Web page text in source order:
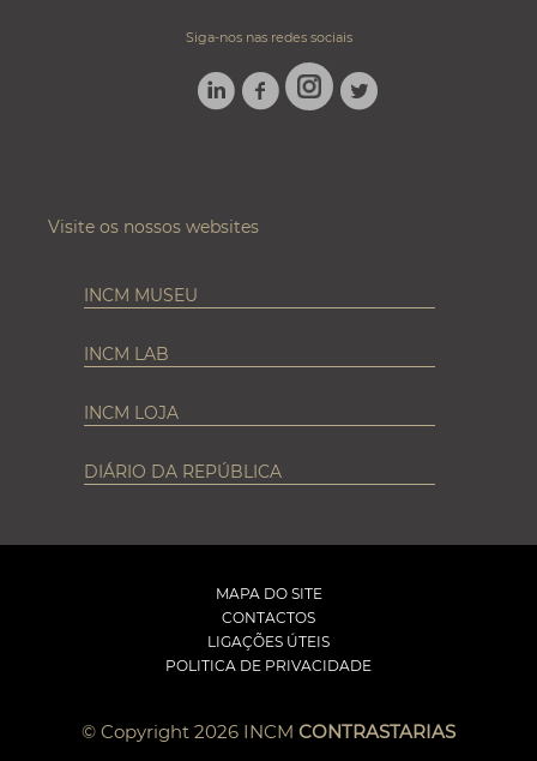
Siga-nos nas redes sociais
LINKEDINFACEBOOK
INSTAGRAM
TWITTER
Visite os nossos websites
INCM MUSEU
INCM LAB
INCM LOJA
DIÁRIO DA REPÚBLICA
MAPA DO SITE
CONTACTOS
LIGAÇÕES ÚTEIS
POLITICA DE PRIVACIDADE
© Copyright 2026 INCM CONTRASTARIAS